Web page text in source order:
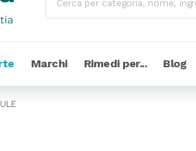
Marchi Rimedi per... Blog